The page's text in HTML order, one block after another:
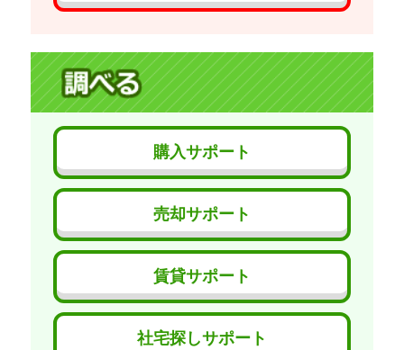
購入サポート
売却サポート
賃貸サポート
社宅探しサポート